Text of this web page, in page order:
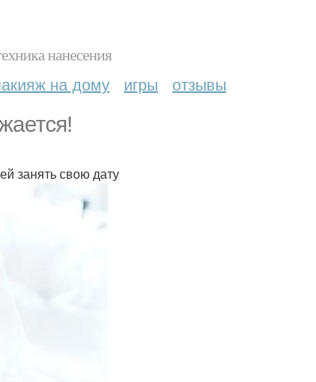
нанесения
на дому игры отзывы
занять свою дату